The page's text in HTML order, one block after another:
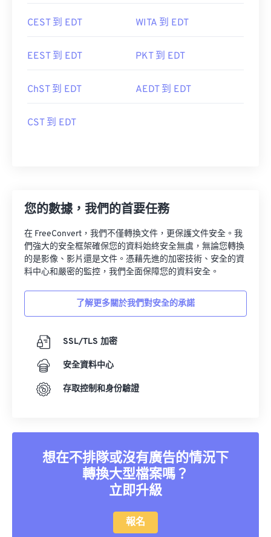
CEST 到 EDT WITA 到 EDT
EEST 到 EDT PKT 到 EDT
ChST 到 EDT AEDT 到 EDT
CST 到 EDT
您的數據，我們的首要任務
在 FreeConvert，我們不僅轉換文件，更保護文件安全。我
們強大的安全框架確保您的資料始終安全無虞，無論您轉換
的是影像、影片還是文件。憑藉先進的加密技術、安全的資
料中心和嚴密的監控，我們全面保障您的資料安全。
了解更多關於我們對安全的承諾
SSL/TLS 加密
安全資料中心
存取控制和身份驗證
想在不排隊或沒有廣告的情況下
轉換大型檔案嗎？
立即升級
報名